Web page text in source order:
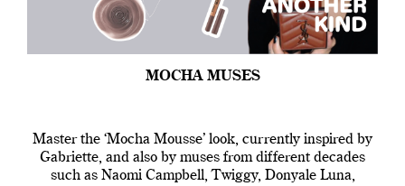
MOCHA MUSES
Master the ‘Mocha Mousse’ look, currently inspired by
Gabriette, and also by muses from different decades
such as Naomi Campbell, Twiggy, Donyale Luna,